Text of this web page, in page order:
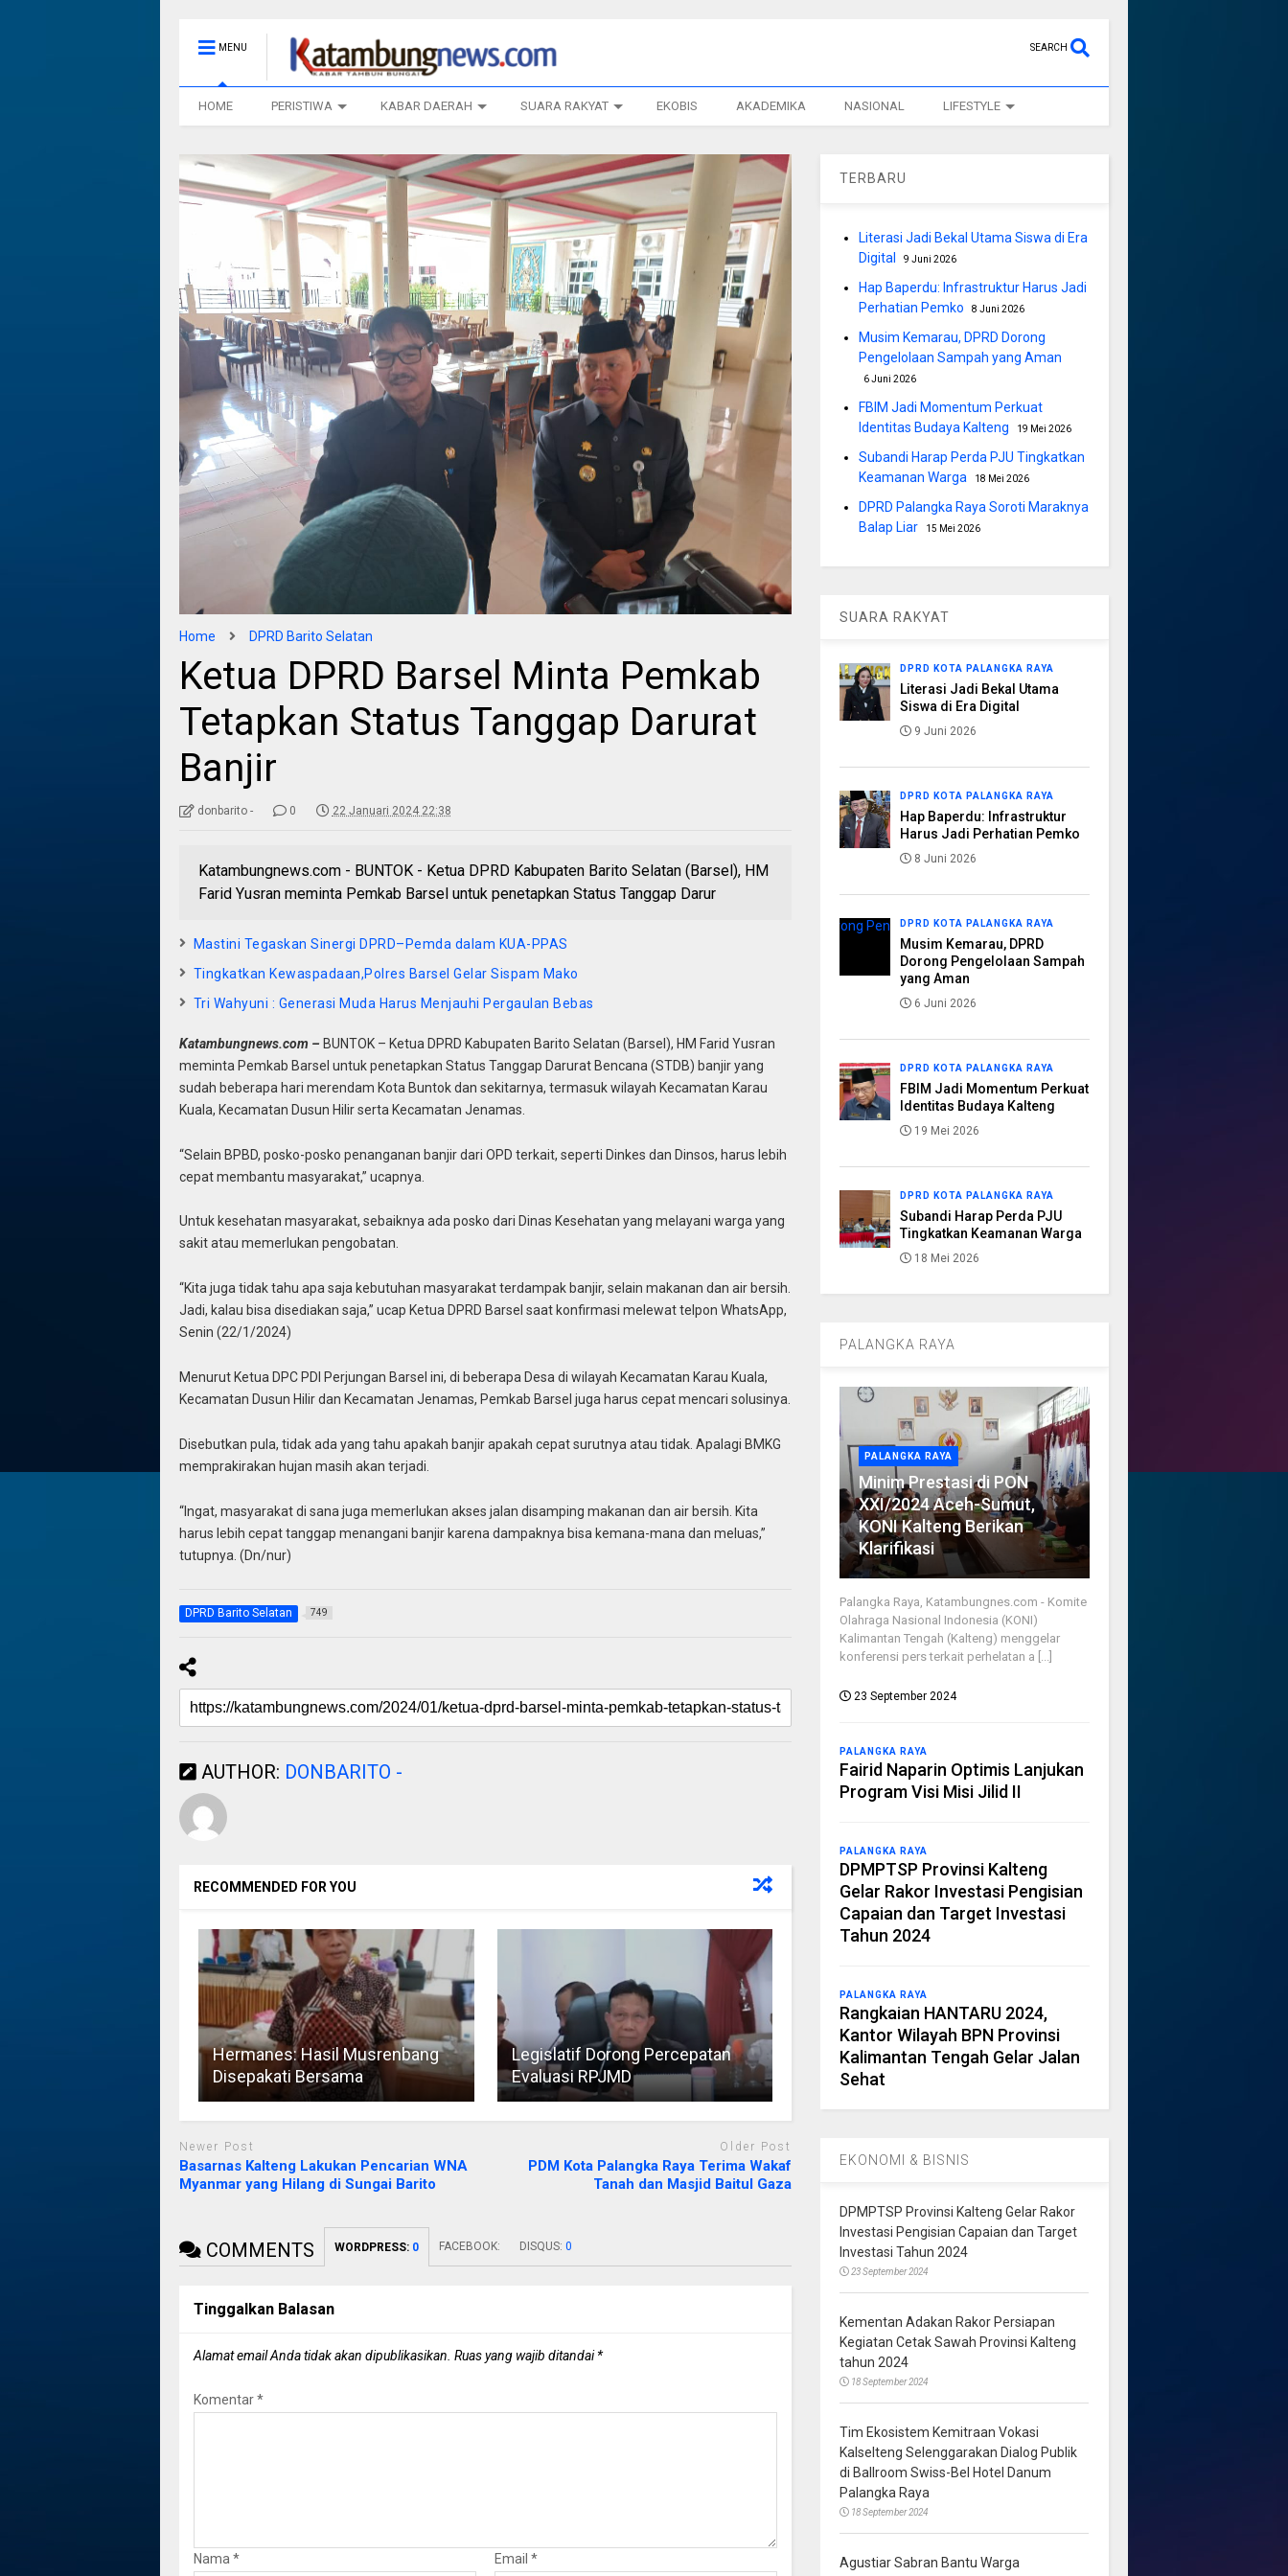
MENU SEARCH
HOME PERISTIWA KABAR DAERAH SUARA RAKYAT EKOBIS AKADEMIKA NASIONAL LIFESTYLE
Home DPRD Barito Selatan
Ketua DPRD Barsel Minta Pemkab
Tetapkan Status Tanggap Darurat
Banjir
donbarito - 0 22 Januari 2024 22:38
Katambungnews.com - BUNTOK - Ketua DPRD Kabupaten Barito Selatan (Barsel), HM
Farid Yusran meminta Pemkab Barsel untuk penetapkan Status Tanggap Darur
Mastini Tegaskan Sinergi DPRD–Pemda dalam KUA-PPAS
Tingkatkan Kewaspadaan,Polres Barsel Gelar Sispam Mako
Tri Wahyuni : Generasi Muda Harus Menjauhi Pergaulan Bebas
Katambungnews.com – BUNTOK – Ketua DPRD Kabupaten Barito Selatan (Barsel), HM Farid Yusran
meminta Pemkab Barsel untuk penetapkan Status Tanggap Darurat Bencana (STDB) banjir yang
sudah beberapa hari merendam Kota Buntok dan sekitarnya, termasuk wilayah Kecamatan Karau
Kuala, Kecamatan Dusun Hilir serta Kecamatan Jenamas.
“Selain BPBD, posko-posko penanganan banjir dari OPD terkait, seperti Dinkes dan Dinsos, harus lebih
cepat membantu masyarakat,” ucapnya.
Untuk kesehatan masyarakat, sebaiknya ada posko dari Dinas Kesehatan yang melayani warga yang
sakit atau memerlukan pengobatan.
“Kita juga tidak tahu apa saja kebutuhan masyarakat terdampak banjir, selain makanan dan air bersih.
Jadi, kalau bisa disediakan saja,” ucap Ketua DPRD Barsel saat konfirmasi melewat telpon WhatsApp,
Senin (22/1/2024)
Menurut Ketua DPC PDI Perjungan Barsel ini, di beberapa Desa di wilayah Kecamatan Karau Kuala,
Kecamatan Dusun Hilir dan Kecamatan Jenamas, Pemkab Barsel juga harus cepat mencari solusinya.
Disebutkan pula, tidak ada yang tahu apakah banjir apakah cepat surutnya atau tidak. Apalagi BMKG
memprakirakan hujan masih akan terjadi.
“Ingat, masyarakat di sana juga memerlukan akses jalan disamping makanan dan air bersih. Kita
harus lebih cepat tanggap menangani banjir karena dampaknya bisa kemana-mana dan meluas,”
tutupnya. (Dn/nur)
DPRD Barito Selatan 749
AUTHOR: DONBARITO -
RECOMMENDED FOR YOU
Hermanes: Hasil Musrenbang
Disepakati Bersama
Legislatif Dorong Percepatan
Evaluasi RPJMD
Newer Post
Basarnas Kalteng Lakukan Pencarian WNA
Myanmar yang Hilang di Sungai Barito
Older Post
PDM Kota Palangka Raya Terima Wakaf
Tanah dan Masjid Baitul Gaza
COMMENTS WORDPRESS: 0 FACEBOOK: DISQUS: 0
Tinggalkan Balasan
Alamat email Anda tidak akan dipublikasikan. Ruas yang wajib ditandai*
Komentar*
Nama * Email *
TERBARU
Literasi Jadi Bekal Utama Siswa di Era
Digital
9 Juni 2026
Hap Baperdu: Infrastruktur Harus Jadi
Perhatian Pemko
8 Juni 2026
Musim Kemarau, DPRD Dorong
Pengelolaan Sampah yang Aman
6 Juni 2026
FBIM Jadi Momentum Perkuat
Identitas Budaya Kalteng
19 Mei 2026
Subandi Harap Perda PJU Tingkatkan
Keamanan Warga
18 Mei 2026
DPRD Palangka Raya Soroti Maraknya
Balap Liar
15 Mei 2026
SUARA RAKYAT
DPRD KOTA PALANGKA RAYA
Literasi Jadi Bekal Utama
Siswa di Era Digital
9 Juni 2026
DPRD KOTA PALANGKA RAYA
Hap Baperdu: Infrastruktur
Harus Jadi Perhatian Pemko
8 Juni 2026
DPRD KOTA PALANGKA RAYA
Musim Kemarau, DPRD
Dorong Pengelolaan Sampah
yang Aman
6 Juni 2026
DPRD KOTA PALANGKA RAYA
FBIM Jadi Momentum Perkuat
Identitas Budaya Kalteng
19 Mei 2026
DPRD KOTA PALANGKA RAYA
Subandi Harap Perda PJU
Tingkatkan Keamanan Warga
18 Mei 2026
PALANGKA RAYA
PALANGKA RAYA
Minim Prestasi di PON
XXI/2024 Aceh-Sumut,
KONI Kalteng Berikan
Klarifikasi
Palangka Raya, Katambungnes.com - Komite
Olahraga Nasional Indonesia (KONI)
Kalimantan Tengah (Kalteng) menggelar
konferensi pers terkait perhelatan a [...]
23 September 2024
PALANGKA RAYA
Fairid Naparin Optimis Lanjukan
Program Visi Misi Jilid II
PALANGKA RAYA
DPMPTSP Provinsi Kalteng
Gelar Rakor Investasi Pengisian
Capaian dan Target Investasi
Tahun 2024
PALANGKA RAYA
Rangkaian HANTARU 2024,
Kantor Wilayah BPN Provinsi
Kalimantan Tengah Gelar Jalan
Sehat
EKONOMI & BISNIS
DPMPTSP Provinsi Kalteng Gelar Rakor
Investasi Pengisian Capaian dan Target
Investasi Tahun 2024
23 September 2024
Kementan Adakan Rakor Persiapan
Kegiatan Cetak Sawah Provinsi Kalteng
tahun 2024
18 September 2024
Tim Ekosistem Kemitraan Vokasi
Kalselteng Selenggarakan Dialog Publik
di Ballroom Swiss-Bel Hotel Danum
Palangka Raya
18 September 2024
Agustiar Sabran Bantu Warga